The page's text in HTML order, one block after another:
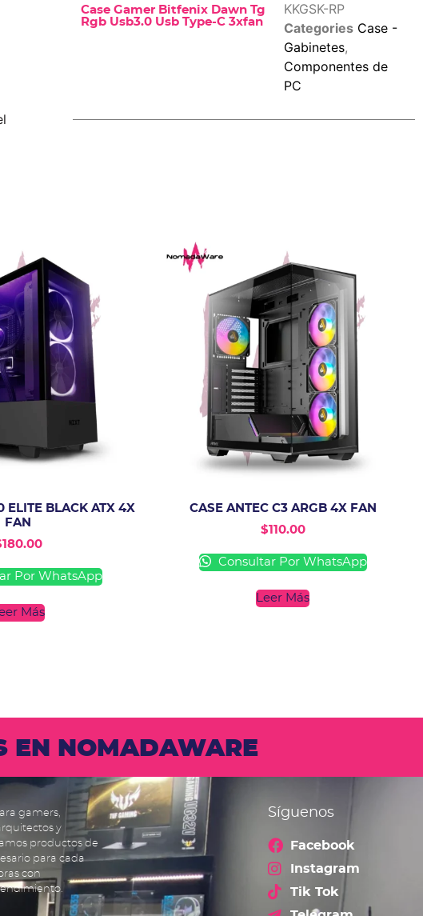
Case Gamer Bitfenix Dawn Tg
Rgb Usb3.0 Usb Type-C 3xfan
KKGSK-RP
Categories Case -
Gabinetes,
Componentes de
PC
ELITE BLACK ATX 4X
FAN
180.00
Por WhatsApp
Más
CASE ANTEC C3 ARGB 4X FAN
$110.00
Consultar Por WhatsApp
Leer Más
EN NOMADAWARE
gamers,
y
productos de
para cada
con
Síguenos
Facebook
Instagram
Tik Tok